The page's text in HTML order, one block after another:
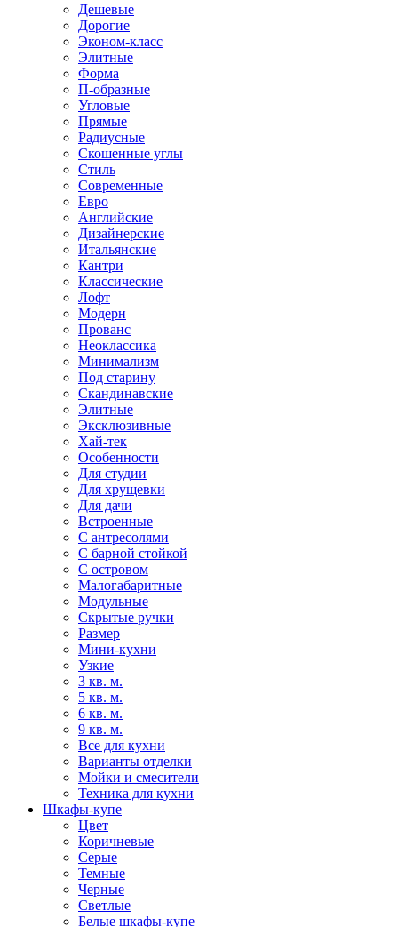
Дешевые
Дорогие
Эконом-класс
Элитные
Форма
П-образные
Угловые
Прямые
Радиусные
Скошенные углы
Стиль
Современные
Евро
Английские
Дизайнерские
Итальянские
Кантри
Классические
Лофт
Модерн
Прованс
Неоклассика
Минимализм
Под старину
Скандинавские
Элитные
Эксклюзивные
Хай-тек
Особенности
Для студии
Для хрущевки
Для дачи
Встроенные
С антресолями
С барной стойкой
С островом
Малогабаритные
Модульные
Скрытые ручки
Размер
Мини-кухни
Узкие
3 кв. м.
5 кв. м.
6 кв. м.
9 кв. м.
Все для кухни
Варианты отделки
Мойки и смесители
Техника для кухни
Шкафы-купе
Цвет
Коричневые
Серые
Темные
Черные
Светлые
Белые шкафы-купе